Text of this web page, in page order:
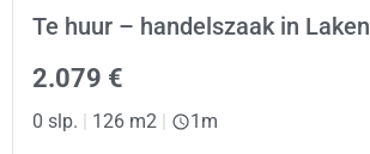
Te huur – handelszaak in Laken
2.079 €
0 slp. | 126 m2 | 1m